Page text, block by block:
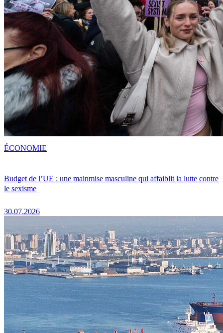
Budget de l’UE : une mainmise masculine qui affaiblit la lutte contre
le sexisme
30.07.2026
ÉCONOMIE